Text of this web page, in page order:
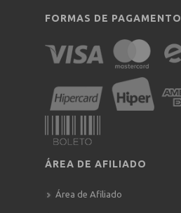
FORMAS DE PAGAMENTO
ÁREA DE AFILIADO
Área de Afiliado